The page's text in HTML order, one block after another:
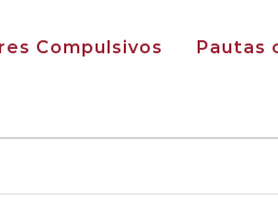
Compulsivos Pautas